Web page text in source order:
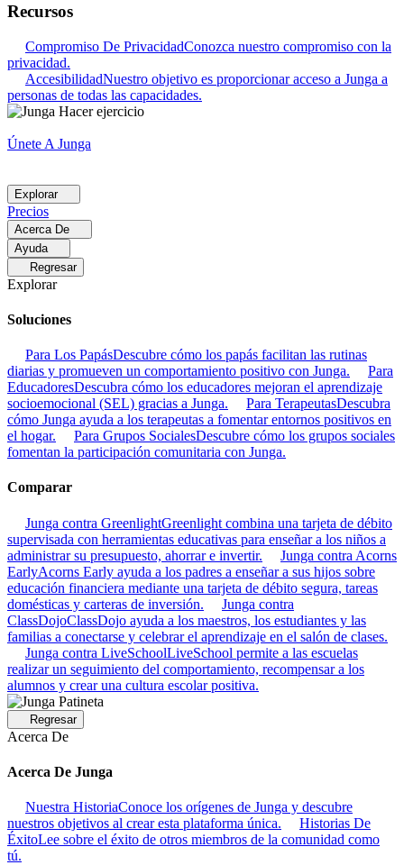
Recursos
Compromiso De PrivacidadConozca nuestro compromiso con la
privacidad.
AccesibilidadNuestro objetivo es proporcionar acceso a Junga a
personas de todas las capacidades.
Únete A Junga
Explorar
Precios
Acerca De
Ayuda
Regresar
Explorar
Soluciones
Para Los PapásDescubre cómo los papás facilitan las rutinas
diarias y promueven un comportamiento positivo con Junga.
Para
EducadoresDescubra cómo los educadores mejoran el aprendizaje
socioemocional (SEL) gracias a Junga.
Para TerapeutasDescubra
cómo Junga ayuda a los terapeutas a fomentar entornos positivos en
el hogar.
Para Grupos SocialesDescubre cómo los grupos sociales
fomentan la participación comunitaria con Junga.
Comparar
Junga contra GreenlightGreenlight combina una tarjeta de débito
supervisada con herramientas educativas para enseñar a los niños a
administrar su presupuesto, ahorrar e invertir.
Junga contra Acorns
EarlyAcorns Early ayuda a los padres a enseñar a sus hijos sobre
educación financiera mediante una tarjeta de débito segura, tareas
domésticas y carteras de inversión.
Junga contra
ClassDojoClassDojo ayuda a los maestros, los estudiantes y las
familias a conectarse y celebrar el aprendizaje en el salón de clases.
Junga contra LiveSchoolLiveSchool permite a las escuelas
realizar un seguimiento del comportamiento, recompensar a los
alumnos y crear una cultura escolar positiva.
Regresar
Acerca De
Acerca De Junga
Nuestra HistoriaConoce los orígenes de Junga y descubre
nuestros objetivos al crear esta plataforma única.
Historias De
ÉxitoLee sobre el éxito de otros miembros de la comunidad como
tú.